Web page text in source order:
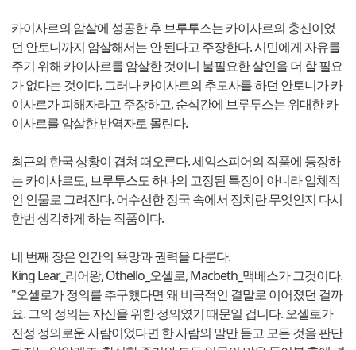
카이사르의 암살에 성공한 후 브루투스는 카이사르의 충신이었
던 안토니까지 암살해서는 안 된다고 주장한다. 시민에게 자유를
주기 위해 카이사르를 암살한 것이니 불필요한 살인을 더 할 필요
가 없다는 것이다. 그러나 카이사르의 추모사를 하던 안토니가 카
이사르가 피해자라고 주장하고, 순식간에 브루투스는 위대한 카
이사르를 암살한 반역자로 몰린다.
최근의 한국 상황이 겹쳐 떠오른다. 세익스피어의 작품에 등장하
는 카이사르도, 브루투스도 하나의 고정된 특징이 아니라 입체적
인 인물로 그려진다. 어수선한 정국 속에서 정치란 무엇인지 다시
한번 생각하게 하는 작품이다.
네 번째 장은 인간의 욕망과 권력을 다룬다.
King Lear_리어왕, Othello_오셀로, Macbeth_맥베스가 그것이다.
"오셀로가 정의를 추구했다면 왜 비극적인 결말로 이어졌던 걸까
요. 그의 정의는 자신을 위한 정의였기 때문일 겁니다. 오셀로가
진정 정의로운 사람이었다면 한 사람의 말만 듣고 모든 것을 판단